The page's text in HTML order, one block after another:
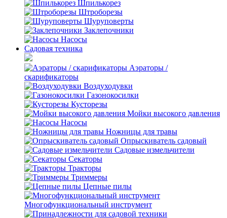
Шпилькорез
Штроборезы
Шуруповерты
Заклепочники
Насосы
Садовая техника
Аэраторы /
скарификаторы
Воздуходувки
Газонокосилки
Кусторезы
Мойки высокого давления
Насосы
Ножницы для травы
Опрыскиватель садовый
Садовые измельчители
Секаторы
Тракторы
Триммеры
Цепные пилы
Многофункциональный инструмент